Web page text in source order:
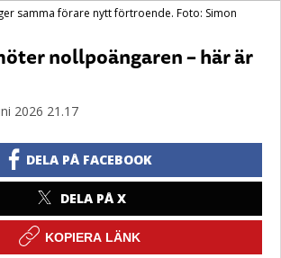
samma förare nytt förtroende. Foto: Simon
nollpoängaren – här är
2026 21.17
DELA PÅ FACEBOOK
DELA PÅ X
KOPIERA LÄNK